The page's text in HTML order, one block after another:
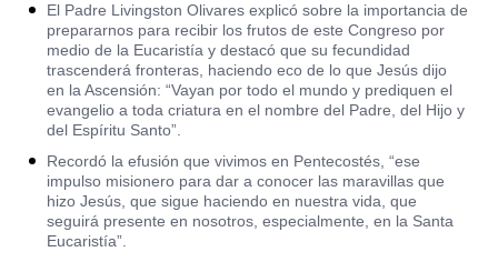
El Padre Livingston Olivares explicó sobre la importancia de
prepararnos para recibir los frutos de este Congreso por
medio de la Eucaristía y destacó que su fecundidad
trascenderá fronteras, haciendo eco de lo que Jesús dijo
en la Ascensión: “Vayan por todo el mundo y prediquen el
evangelio a toda criatura en el nombre del Padre, del Hijo y
del Espíritu Santo”.
Recordó la efusión que vivimos en Pentecostés, “ese
impulso misionero para dar a conocer las maravillas que
hizo Jesús, que sigue haciendo en nuestra vida, que
seguirá presente en nosotros, especialmente, en la Santa
Eucaristía”.